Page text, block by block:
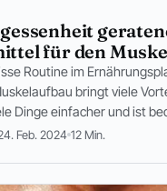
für den
Routine im
bringt viele
Dinge einfacher und ist
Feb. 2024 12 Min.